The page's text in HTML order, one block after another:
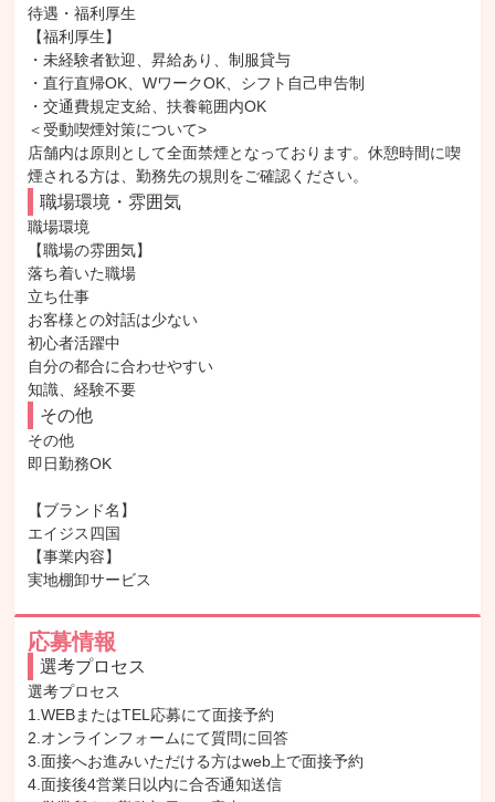
待遇・福利厚生
【福利厚生】
・未経験者歓迎、昇給あり、制服貸与
・直行直帰OK、WワークOK、シフト自己申告制
・交通費規定支給、扶養範囲内OK
＜受動喫煙対策について>
店舗内は原則として全面禁煙となっております。休憩時間に喫
煙される方は、勤務先の規則をご確認ください。
職場環境・雰囲気
職場環境
【職場の雰囲気】
落ち着いた職場
立ち仕事
お客様との対話は少ない
初心者活躍中
自分の都合に合わせやすい
知識、経験不要
その他
その他
即日勤務OK
【ブランド名】
エイジス四国
【事業内容】
実地棚卸サービス
応募情報
選考プロセス
選考プロセス
1.WEBまたはTEL応募にて面接予約
2.オンラインフォームにて質問に回答
3.面接へお進みいただける方はweb上で面接予約
4.面接後4営業日以内に合否通知送信